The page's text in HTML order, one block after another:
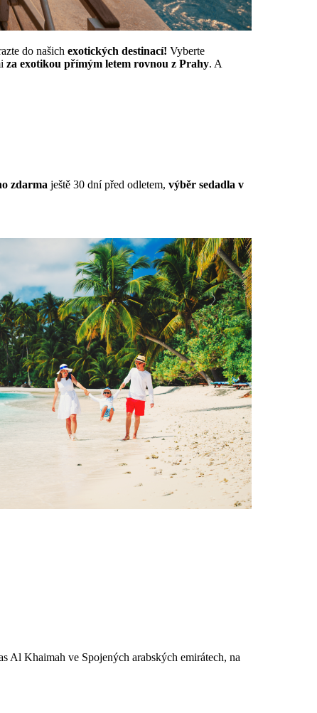
do našich exotických destinací! Vyberte
za exotikou přímým letem rovnou z Prahy. A
zdarma ještě 30 dní před odletem, výběr sedadla v
Al Khaimah ve Spojených arabských emirátech, na